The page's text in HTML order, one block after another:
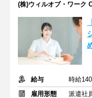
(株)ウィルオブ・ワーク
給与
時給
雇用形態
派遣社